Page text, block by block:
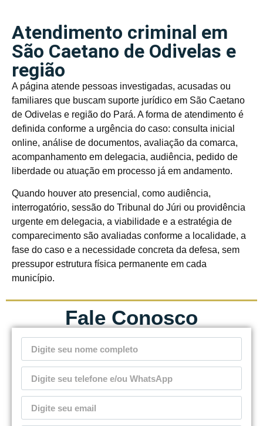
Atendimento criminal em
São Caetano de Odivelas e
região
A página atende pessoas investigadas, acusadas ou
familiares que buscam suporte jurídico em São Caetano
de Odivelas e região do Pará. A forma de atendimento é
definida conforme a urgência do caso: consulta inicial
online, análise de documentos, avaliação da comarca,
acompanhamento em delegacia, audiência, pedido de
liberdade ou atuação em processo já em andamento.
Quando houver ato presencial, como audiência,
interrogatório, sessão do Tribunal do Júri ou providência
urgente em delegacia, a viabilidade e a estratégia de
comparecimento são avaliadas conforme a localidade, a
fase do caso e a necessidade concreta da defesa, sem
pressupor estrutura física permanente em cada
município.
Fale Conosco